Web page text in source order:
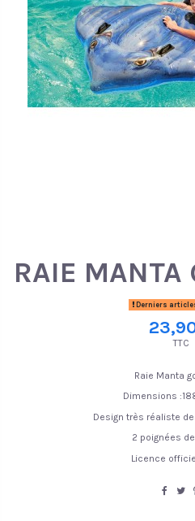
RAIE MANTA
Derniers
TTC
Raie Manta
Dimensions
Design très réaliste
2 poignées
Licence